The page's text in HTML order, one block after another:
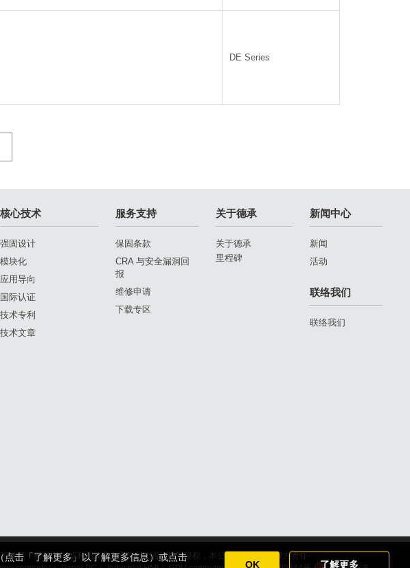
击「了解更多」以了解更多信息）或点击
了解更多
OK
DE Series
核心技术
强固设计
模块化
应用导向
国际认证
技术专利
技术文章
服务支持
保固条款
CRA 与安全漏洞回
报
维修申请
下载专区
关于德承
关于德承
里程碑
新闻中心
新闻
活动
联络我们
联络我们
载，摘编,复制或利用其它方式使用，否则视为侵权，本公司依法追究侵权方责任